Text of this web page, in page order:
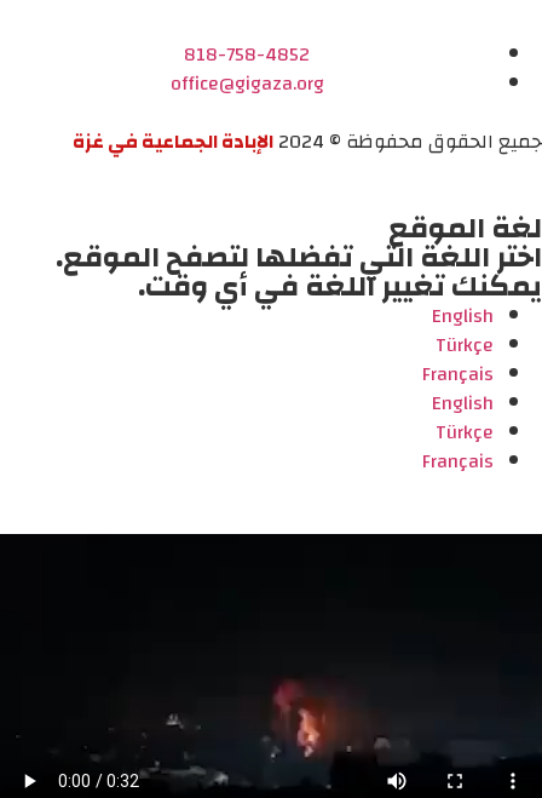
818-758-4852
office@gigaza.org
جميع الحقوق محفوظة © 2024
الإبادة الجماعية في غزة
لغة الموقع
اختر اللغة التي تفضلها لتصفح الموقع.
يمكنك تغيير اللغة في أي وقت.
English
Türkçe
Français
English
Türkçe
Français